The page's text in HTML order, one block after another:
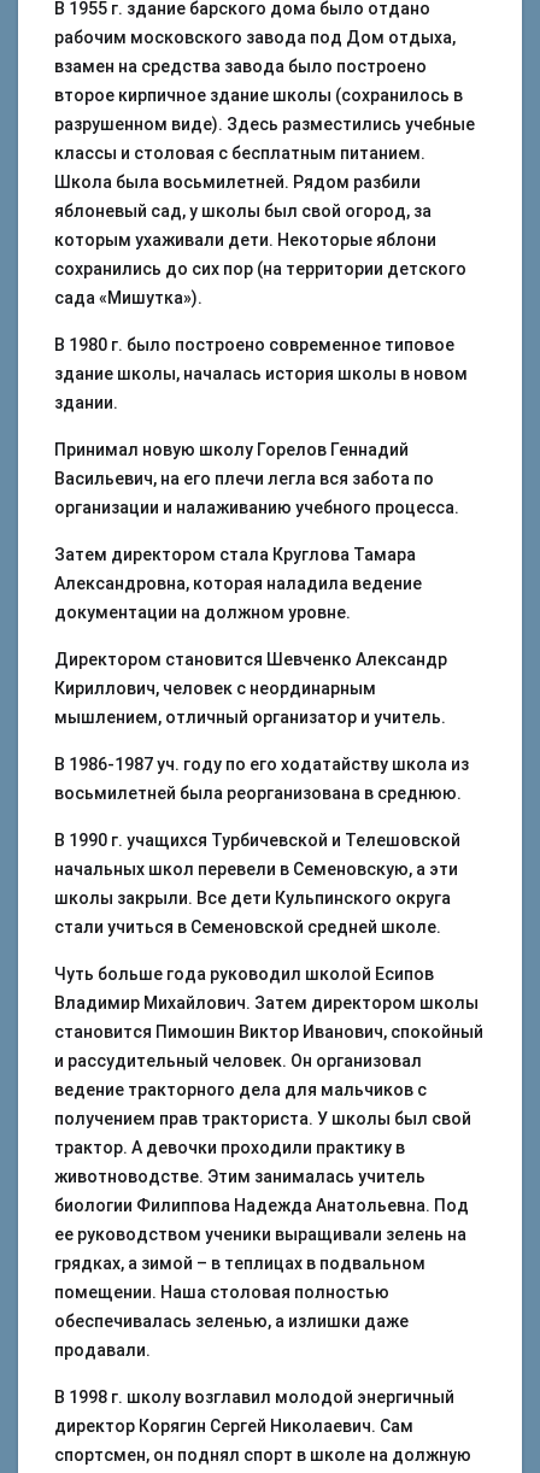
В 1955 г. здание барского дома было отдано
рабочим московского завода под Дом отдыха,
взамен на средства завода было построено
второе кирпичное здание школы (сохранилось в
разрушенном виде). Здесь разместились учебные
классы и столовая с бесплатным питанием.
Школа была восьмилетней. Рядом разбили
яблоневый сад, у школы был свой огород, за
которым ухаживали дети. Некоторые яблони
сохранились до сих пор (на территории детского
сада «Мишутка»).
В 1980 г. было построено современное типовое
здание школы, началась история школы в новом
здании.
Принимал новую школу Горелов Геннадий
Васильевич, на его плечи легла вся забота по
организации и налаживанию учебного процесса.
Затем директором стала Круглова Тамара
Александровна, которая наладила ведение
документации на должном уровне.
Директором становится Шевченко Александр
Кириллович, человек с неординарным
мышлением, отличный организатор и учитель.
В 1986-1987 уч. году по его ходатайству школа из
восьмилетней была реорганизована в среднюю.
В 1990 г. учащихся Турбичевской и Телешовской
начальных школ перевели в Семеновскую, а эти
школы закрыли. Все дети Кульпинского округа
стали учиться в Семеновской средней школе.
Чуть больше года руководил школой Есипов
Владимир Михайлович. Затем директором школы
становится Пимошин Виктор Иванович, спокойный
и рассудительный человек. Он организовал
ведение тракторного дела для мальчиков с
получением прав тракториста. У школы был свой
трактор. А девочки проходили практику в
животноводстве. Этим занималась учитель
биологии Филиппова Надежда Анатольевна. Под
ее руководством ученики выращивали зелень на
грядках, а зимой – в теплицах в подвальном
помещении. Наша столовая полностью
обеспечивалась зеленью, а излишки даже
продавали.
В 1998 г. школу возглавил молодой энергичный
директор Корягин Сергей Николаевич. Сам
спортсмен, он поднял спорт в школе на должную